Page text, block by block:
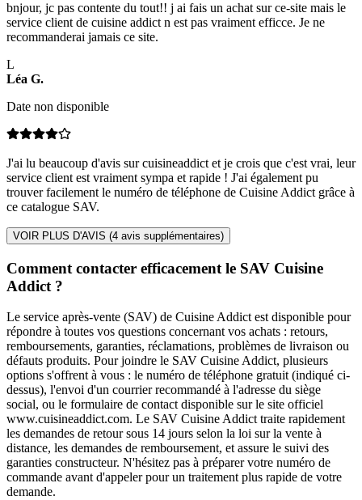
bnjour, jc pas contente du tout!! j ai fais un achat sur ce-site mais le
service client de cuisine addict n est pas vraiment efficce. Je ne
recommanderai jamais ce site.
L
Léa G.
Date non disponible
J'ai lu beaucoup d'avis sur cuisineaddict et je crois que c'est vrai, leur
service client est vraiment sympa et rapide ! J'ai également pu
trouver facilement le numéro de téléphone de Cuisine Addict grâce à
ce catalogue SAV.
VOIR PLUS D'AVIS (4 avis supplémentaires)
Comment contacter efficacement le SAV Cuisine
Addict ?
Le service après-vente (SAV) de Cuisine Addict est disponible pour
répondre à toutes vos questions concernant vos achats : retours,
remboursements, garanties, réclamations, problèmes de livraison ou
défauts produits. Pour joindre le SAV Cuisine Addict, plusieurs
options s'offrent à vous : le numéro de téléphone gratuit (indiqué ci-
dessus), l'envoi d'un courrier recommandé à l'adresse du siège
social, ou le formulaire de contact disponible sur le site officiel
www.cuisineaddict.com. Le SAV Cuisine Addict traite rapidement
les demandes de retour sous 14 jours selon la loi sur la vente à
distance, les demandes de remboursement, et assure le suivi des
garanties constructeur. N'hésitez pas à préparer votre numéro de
commande avant d'appeler pour un traitement plus rapide de votre
demande.